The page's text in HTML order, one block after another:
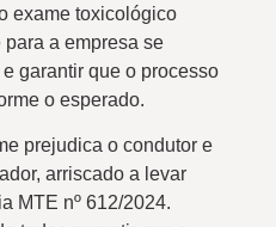
exame toxicológico
a empresa se
garantir que o processo
o esperado.
prejudica o condutor e
arriscado a levar
MTE nº 612/2024.